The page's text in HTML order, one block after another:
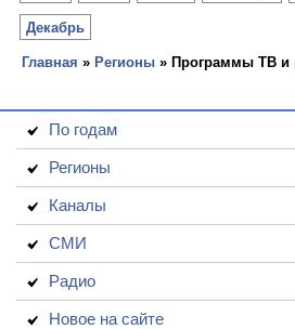
Декабрь
Главная » Регионы » Программы ТВ и
По годам
Регионы
Каналы
СМИ
Радио
Новое на сайте